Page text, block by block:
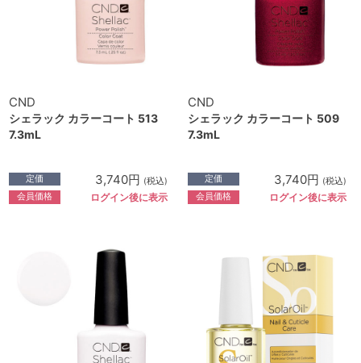
CND
シェラック カラーコート 513
7.3mL
定価 3,740円 (税込)
会員価格 ログイン後に表示
CND
シェラック カラーコート 509
7.3mL
定価 3,740円 (税込)
会員価格 ログイン後に表示